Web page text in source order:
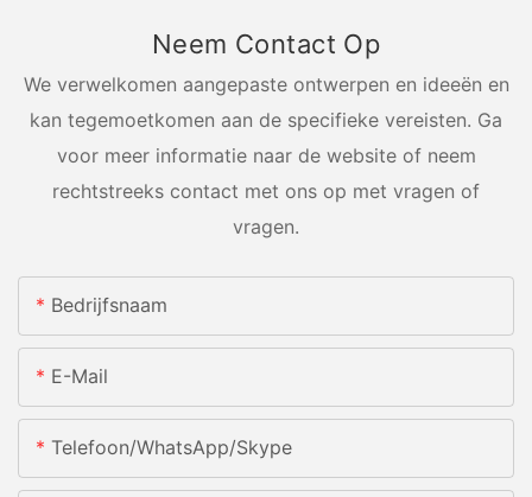
Neem Contact Op
We verwelkomen aangepaste ontwerpen en ideeën en
kan tegemoetkomen aan de specifieke vereisten. Ga
voor meer informatie naar de website of neem
rechtstreeks contact met ons op met vragen of
vragen.
Bedrijfsnaam
E-Mail
Telefoon/WhatsApp/Skype